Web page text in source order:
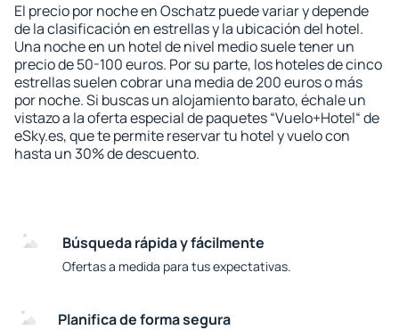
El precio por noche en Oschatz puede variar y depende
de la clasificación en estrellas y la ubicación del hotel.
Una noche en un hotel de nivel medio suele tener un
precio de 50-100 euros. Por su parte, los hoteles de cinco
estrellas suelen cobrar una media de 200 euros o más
por noche. Si buscas un alojamiento barato, échale un
vistazo a la oferta especial de paquetes “Vuelo+Hotel“ de
eSky.es, que te permite reservar tu hotel y vuelo con
hasta un 30% de descuento.
Búsqueda rápida y fácilmente
Ofertas a medida para tus expectativas.
Planifica de forma segura